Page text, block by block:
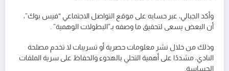
وأكد الجبالي، عبر حسابه على موقع التواصل الاجتماعي “فيس بوك”،
أن البعض يسعى لتحقيق ما وصفه بـ”البطولات الوهمية” .
وذلك من خلال نشر معلومات حصرية أو تسريبات لا تخدم مصلحة
النادي، مشددًا على أهمية التحلي بالهدوء والحفاظ على سرية الملفات
الحساسة.